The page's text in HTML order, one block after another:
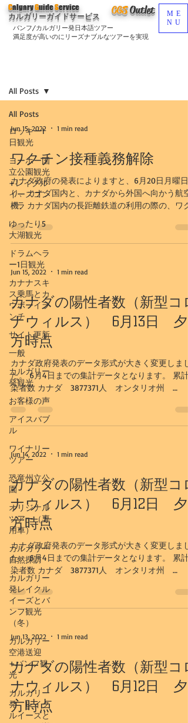
CGSOutlet
バンフ/カルガリー発日本語ツアー
満足度が高いのにリーズナブルなツアーを実現
CalgaryGuideService
カルガリーガイドサービス
ME
NU
All Posts
ロッキー1
日観光
ヨーホー国
立公園観光
+レイクル
イーズゴン
ドラ
ゆったり5
大湖観光
ドラムヘラ
ー1日観光
カナナスキ
ス乗馬とカ
ウボーイラ
ンチ
サイト更新
一般
カルガリー
発観光
お客様の声
アイスバブ
ル
ワイナリー
ツアー
恐竜州立公
園
オリジナル
ツアー（専
用車）
カルガリー
自然探訪
カルガリー
発レイクル
イーズとバ
ンフ観光
（冬）
カルガリー
空港送迎
+バンフ観
光
カルガリー
発 レイク
ルイーズと
All Posts
Jun 15, 2022 1 min read
ワクチン接種義務解除
カナダ政府の発表によりますと、6月20日月曜日
り、カナダ国内と、カナダから外国へ向かう航空
機、カナダ国内の長距離鉄道の利用の際の、ワク
ナダへ入る航空機の際には、ワクチン接種義務は
継続とのこと。...
Jun 15, 2022 1 min read
カナダの陽性者数（新型コ
ナウィルス） 6月13日 夕
方時点
カナダ政府発表のデータ形式が大きく変更しまし
た。 6月4日までの集計データとなります。 累計
染者数 カナダ 3877371人 オンタリオ州
1306887人 ケベック州 1068649人 最近1週間の
感染者数平均値 カナダ 2326.467人 オンタリオ
州 838.857...
Jun 14, 2022 1 min read
カナダの陽性者数（新型コ
ナウィルス） 6月12日 夕
方時点
カナダ政府発表のデータ形式が大きく変更しまし
た。 6月4日までの集計データとなります。 累計
染者数 カナダ 3877371人 オンタリオ州
1306887人 ケベック州 1068649人 最近1週間の
感染者数平均値 カナダ 2326.467人 オンタリオ
州 838.857...
Jun 13, 2022 1 min read
カナダの陽性者数（新型コ
ナウィルス） 6月12日 夕
方時点